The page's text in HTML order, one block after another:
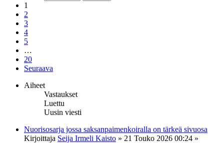
1
2
3
4
5
…
20
Seuraava
Aiheet
Vastaukset
Luettu
Uusin viesti
Nuorisosarja jossa saksanpaimenkoiralla on tärkeä sivuosa
Kirjoittaja Seija Irmeli Kaisto » 21 Touko 2026 00:24 »